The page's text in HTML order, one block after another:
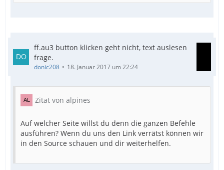
EndFunc
ff.au3 button klicken geht nicht, text auslesen
frage.
donic208 18. Januar 2017 um 22:24
Zitat von alpines
Auf welcher Seite willst du denn die ganzen Befehle
ausführen? Wenn du uns den Link verrätst können wir
in den Source schauen und dir weiterhelfen.